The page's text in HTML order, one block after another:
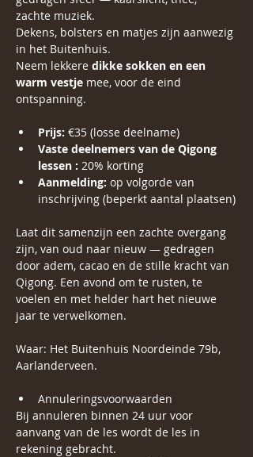
zachte muziek.
Dekens, bolsters en matjes zijn aanwezig
in het Buitenhuis.
Neem lekkere dikke sokken en een
warm vestje mee, voor de eind
ontspanning.
Prijs: €35 (losse deelname)
Vaste deelnemers van de Qigong
lessen : 20% korting
Aanmelding: op volgorde van
inschrijving (beperkt aantal plaatsen)
Laat dit samenzijn een zachte overgang
zijn, van oud naar nieuw — gedragen
door adem, cacao en de stille kracht van
Qigong. Een avond om te rusten, te
voelen en met helder hart het nieuwe
jaar te verwelkomen.
Waar: Het Buitenhuis Noordeinde 79b,
Aarlanderveen.
Annuleringsvoorwaarden
Bij annuleren binnen 24 uur voor
aanvang van de les wordt de les in
rekening gebracht.